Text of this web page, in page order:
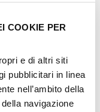
COOKIE PER
e di altri siti
pubblicitari in linea
nell’ambito della
navigazione